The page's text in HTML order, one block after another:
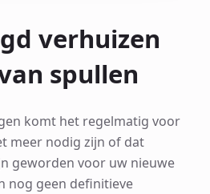
verhuizen
spullen
komt het regelmatig voor
meer nodig zijn of dat
geworden voor uw nieuwe
nog geen definitieve